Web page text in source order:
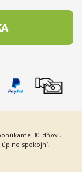
30-dňovú
spokojní,